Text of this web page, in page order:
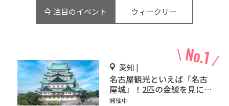
今 注目のイベント ウィークリー
愛知 |
名古屋観光といえば「名古
屋城」！2匹の金鯱を見に
行こう
開催中